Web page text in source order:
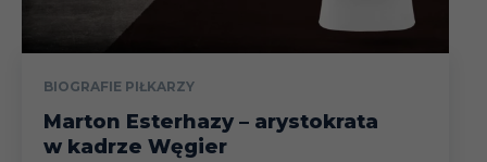
BIOGRAFIE PIŁKARZY
Marton Esterhazy – arystokrata
w kadrze Węgier